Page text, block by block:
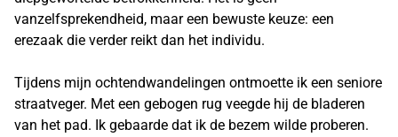
vanzelfsprekendheid, maar een bewuste keuze: een
erezaak die verder reikt dan het individu.
Tijdens mijn ochtendwandelingen ontmoette ik een seniore
straatveger. Met een gebogen rug veegde hij de bladeren
van het pad. Ik gebaarde dat ik de bezem wilde proberen.